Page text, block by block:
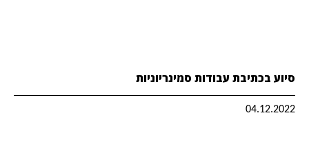
סיוע בכתיבת עבודות סמינריוניות
04.12.2022